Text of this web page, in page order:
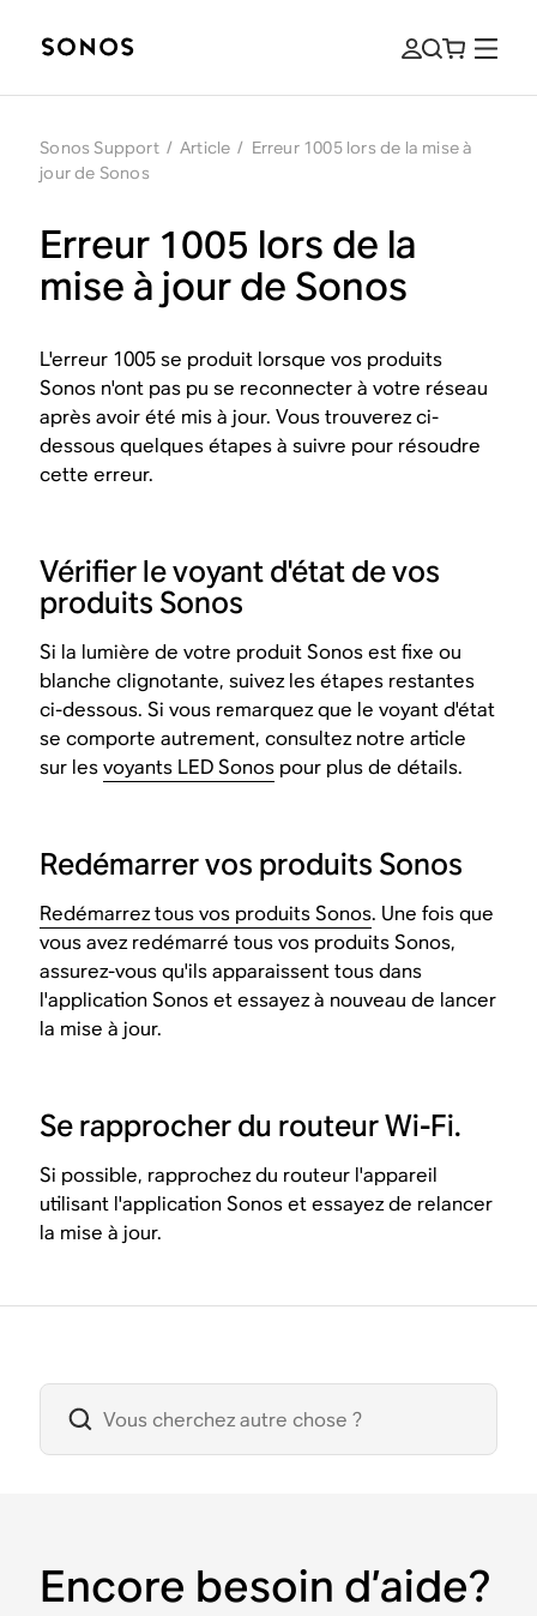
Sonos Support / Article / Erreur 1005 lors de la mise à
jour de Sonos
Erreur 1005 lors de la
mise à jour de Sonos
L'erreur 1005 se produit lorsque vos produits
Sonos n'ont pas pu se reconnecter à votre réseau
après avoir été mis à jour. Vous trouverez ci-
dessous quelques étapes à suivre pour résoudre
cette erreur.
Vérifier le voyant d'état de vos
produits Sonos
Si la lumière de votre produit Sonos est fixe ou
blanche clignotante, suivez les étapes restantes
ci-dessous. Si vous remarquez que le voyant d'état
se comporte autrement, consultez notre article
sur lesvoyants LED Sonos pour plus de détails.
Redémarrer vos produits Sonos
Redémarrez tous vos produits Sonos. Une fois que
vous avez redémarré tous vos produits Sonos,
assurez-vous qu'ils apparaissent tous dans
l'application Sonos et essayez à nouveau de lancer
la mise à jour.
Se rapprocher du routeur Wi-Fi.
Si possible, rapprochez du routeur l'appareil
utilisant l'application Sonos et essayez de relancer
la mise à jour.
Encore besoin d’aide?